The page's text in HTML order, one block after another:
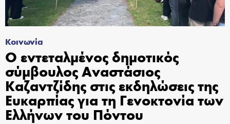
Κοινωνία
Ο εντεταλμένος δημοτικός
σύμβουλος Αναστάσιος
Καζαντζίδης στις εκδηλώσεις της
Ευκαρπίας για τη Γενοκτονία των
Ελλήνων του Πόντου